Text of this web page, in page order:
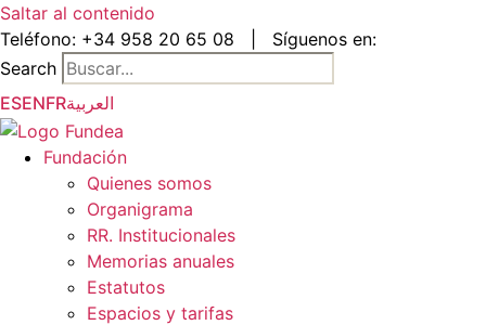
Saltar al contenido
Teléfono: +34 958 20 65 08
Síguenos en:
Search
ESENFRالعربية
Fundación
Quienes somos
Organigrama
RR. Institucionales
Memorias anuales
Estatutos
Espacios y tarifas